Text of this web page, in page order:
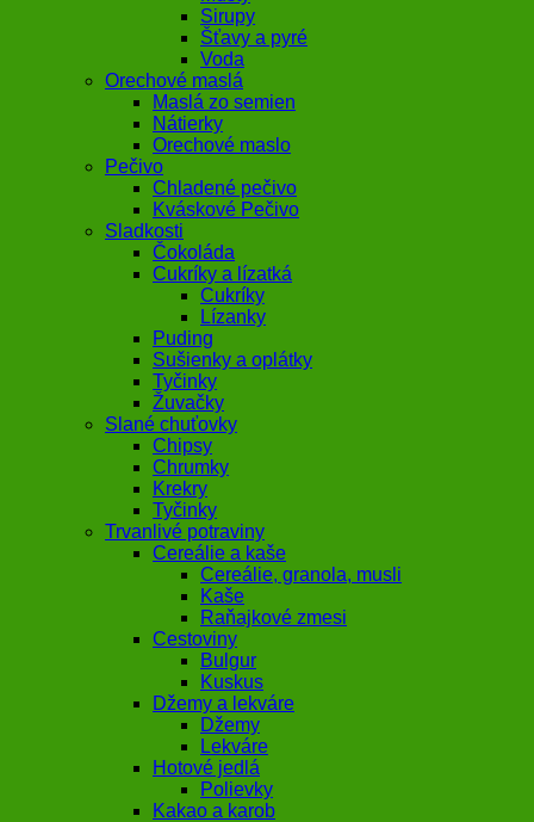
Sirupy
Šťavy a pyré
Voda
Orechové maslá
Maslá zo semien
Nátierky
Orechové maslo
Pečivo
Chladené pečivo
Kváskové Pečivo
Sladkosti
Čokoláda
Cukríky a lízatká
Cukríky
Lízanky
Puding
Sušienky a oplátky
Tyčinky
Žuvačky
Slané chuťovky
Chipsy
Chrumky
Krekry
Tyčinky
Trvanlivé potraviny
Cereálie a kaše
Cereálie, granola, musli
Kaše
Raňajkové zmesi
Cestoviny
Bulgur
Kuskus
Džemy a lekváre
Džemy
Lekváre
Hotové jedlá
Polievky
Kakao a karob